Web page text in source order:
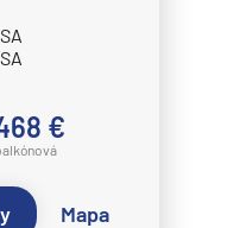
€
Mapa